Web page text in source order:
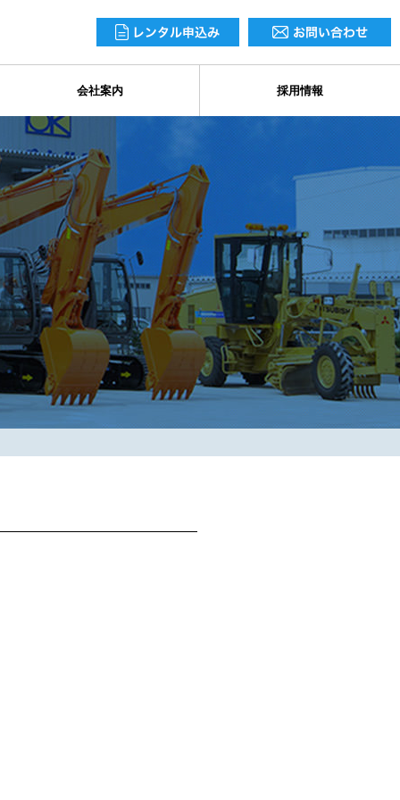
会社案内 採用情報